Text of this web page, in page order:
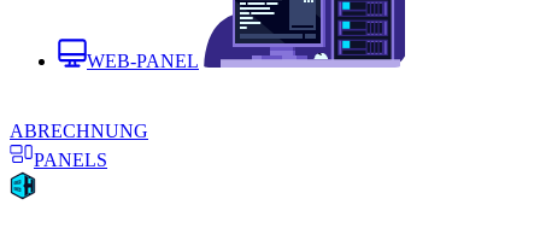
WEB-PANEL
ABRECHNUNG
PANELS